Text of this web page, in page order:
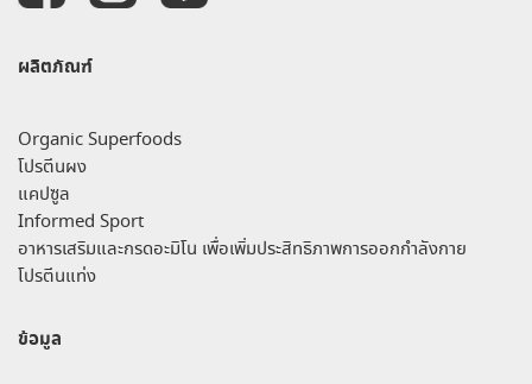
ผลิตภัณฑ์
Organic Superfoods
โปรตีนผง
แคปซูล
Informed Sport
อาหารเสริมและกรดอะมิโน เพื่อเพิ่มประสิทธิภาพการออกกำลังกาย
โปรตีนแท่ง
ข้อมูล